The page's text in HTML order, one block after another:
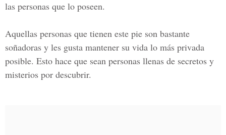
las personas que lo poseen.
Aquellas personas que tienen este pie son bastante
soñadoras y les gusta mantener su vida lo más privada
posible. Esto hace que sean personas llenas de secretos y
misterios por descubrir.